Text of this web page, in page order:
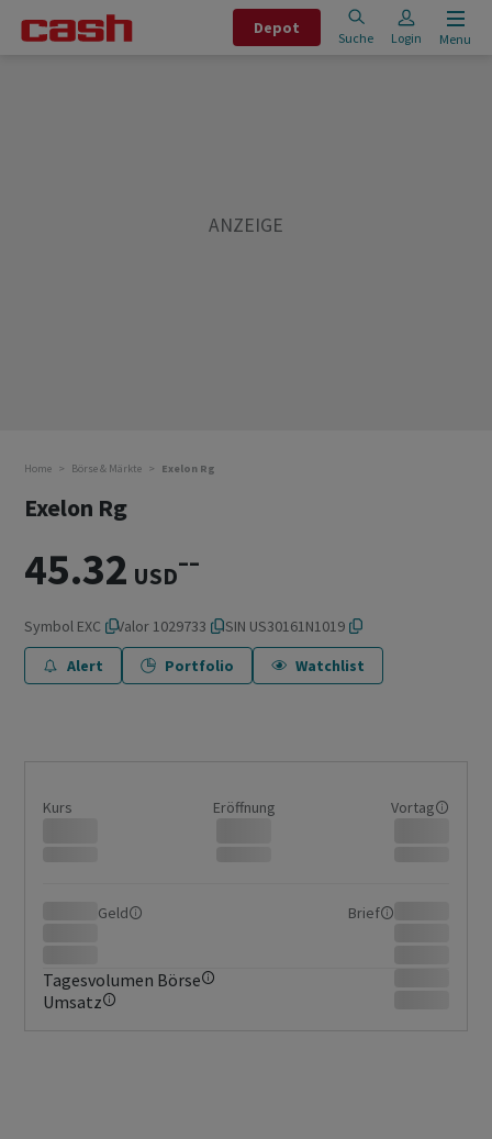
Depot
Suche Login Menu
Home Börse & Märkte Exelon Rg
Exelon Rg
45.32 USD––
Symbol EXC Valor 1029733 ISIN US30161N1019
Alert
Portfolio Watchlist
Kurs Eröffnung Vortag
Geld Brief
Tagesvolumen Börse
Umsatz